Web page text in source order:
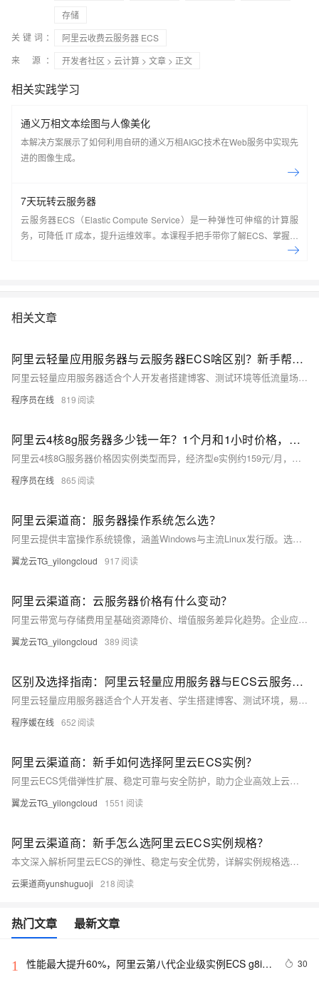
存储
关键词：
阿里云收费云服务器 ECS
来 源：
开发者社区 > 云计算 > 文章 > 正文
相关实践学习
通义万相文本绘图与人像美化
本解决方案展示了如何利用自研的通义万相AIGC技术在Web服务中实现先
进的图像生成。
7天玩转云服务器
云服务器ECS（Elastic Compute Service）是一种弹性可伸缩的计算服
务，可降低 IT 成本，提升运维效率。本课程手把手带你了解ECS、掌握基
本操作、动手实操快照管理、镜像管理等。了解产品详
相关文章
阿里云轻量应用服务器与云服务器ECS啥区别？新手帮助教程
阿里云轻量应用服务器适合个人开发者搭建博客、测试环境等低流量场景，操作简单、成本低；ECS适用于企业级高负载业务，功能强大、灵活可扩展。二者在性能、网络、镜像及运维管理上差异显著，用户应根据实际需求选择。
程序员在线 819
阿里云4核8g服务器多少钱一年？1个月和1小时价格，省钱购买方法分享
阿里云4核8G服务器价格因实例类型而异，经济型e实例约159元/月，计算型c9i约371元/月，按小时计费最低0.45元。实际购买享折扣，1年最高可省至1578元，附主流ECS实例及CPU型号参考。
程序员在线 865
阿里云渠道商：服务器操作系统怎么选？
阿里云提供丰富操作系统镜像，涵盖Windows与主流Linux发行版。选型需综合技术兼容性、运维成本、安全稳定等因素。推荐Alibaba Cloud Linux、Ubuntu等用于Web与容器场景，Windows Server支撑.NET应用。建议优先选用LTS版本并进行测试验证，通过标准化镜像管理提升部署效率与一致性。
翼龙云TG_yilongcloud 917
阿里云渠道商：云服务器价格有什么变动？
阿里云带宽与存储费用呈基础资源降价、增值服务差异化趋势。企业应结合业务特点，通过阶梯计价、智能分层、弹性带宽等策略优化成本，借助云监控与预算预警机制，实现高效、可控的云资源管理。
翼龙云TG_yilongcloud 389
区别及选择指南：阿里云轻量应用服务器与ECS云服务器有什么区别？
阿里云轻量应用服务器适合个人开发者、学生搭建博客、测试环境，易用且性价比高；ECS功能更强大，适合企业级应用如大数据、高流量网站。根据需求选择：轻量入门首选，ECS专业之选。
程序媛在线 652
阿里云渠道商：新手如何选择阿里云ECS实例？
阿里云ECS凭借弹性扩展、稳定可靠与安全防护，助力企业高效上云。本文系统解析实例规格选择关键因素：业务场景匹配、性能评估、成本优化、地域部署与扩展规划，结合计费模式与实际需求，提供科学选型建议，助您精准匹配资源，提升云上效能。（238字）
翼龙云TG_yilongcloud 1551
阿里云渠道商：新手怎么选阿里云ECS实例规格？
本文深入解析阿里云ECS的弹性、稳定与安全优势，详解实例规格选择的关键因素，涵盖应用场景、性能需求、成本预算、地理位置与扩展性，助力用户精准选型，优化业务部署与成本效益。
云渠道商yunshuguoji 218
热门文章 最新文章
1
性能最大提升60%，阿里云第八代企业级实例ECS g8i正
30